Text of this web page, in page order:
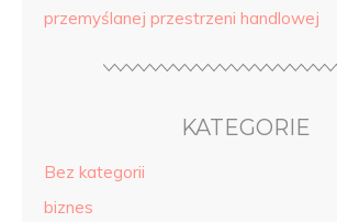
przemyślanej przestrzeni handlowej
KATEGORIE
Bez kategorii
biznes